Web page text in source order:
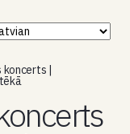
koncerts |